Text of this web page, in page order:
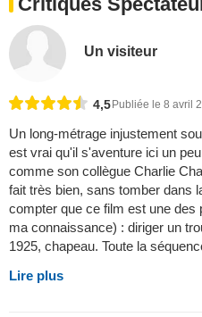
Un visiteur
4,5Publiée le 8 avril
Un long-métrage injustement
est vrai qu'il s'aventure ici un
comme son collègue Charlie
fait très bien, sans tomber dans
compter que ce film est une
ma connaissance) : diriger un
1925, chapeau. Toute la
Lire plus